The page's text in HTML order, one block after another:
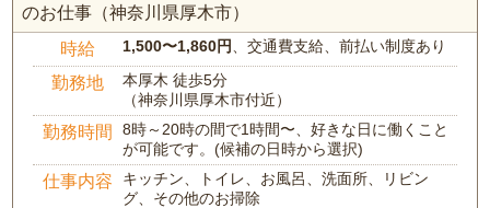
のお仕事（神奈川県厚木市）
時給 1,500〜1,860円 、交通費支給、前払い制度あり
勤務地
本厚木 徒歩5分
（神奈川県厚木市付近）
勤務時間
8時～20時の間で1時間〜、好きな日に働くこと
が可能です。(候補の日時から選択)
仕事内容
キッチン、トイレ、お風呂、洗面所、リビン
グ、その他のお掃除